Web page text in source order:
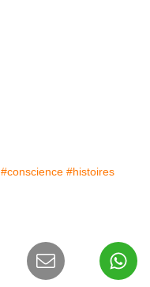
#conscience #histoires